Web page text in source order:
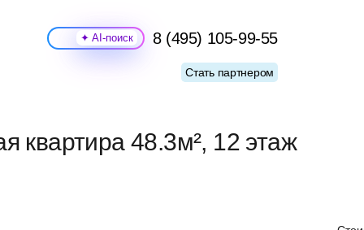
Поиск 8 (495) 105-99-55
Стать партнером
квартира 48.3м², 12 этаж